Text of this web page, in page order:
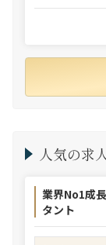
人気の求
業界No1成
タント